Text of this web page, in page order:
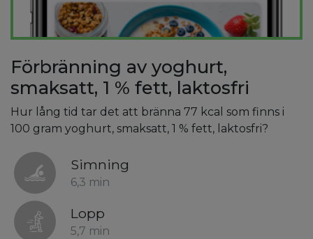
Förbränning av yoghurt,
smaksatt, 1 % fett, laktosfri
Hur lång tid tar det att bränna 77 kcal som finns i
100 gram yoghurt, smaksatt, 1 % fett, laktosfri?
Simning
6,3 min
Lopp
5,7 min